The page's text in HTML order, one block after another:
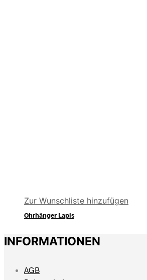
Zur Wunschliste hinzufügen
Ohrhänger Lapis
INFORMATIONEN
AGB